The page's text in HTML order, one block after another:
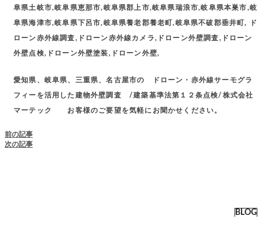
阜県土岐市,岐阜県恵那市,岐阜県郡上市,岐阜県瑞浪市,岐阜県本巣市,岐
阜県海津市,岐阜県下呂市,岐阜県養老郡養老町,岐阜県不破郡垂井町, ド
ローン赤外線調査,ドローン赤外線カメラ,ドローン外壁調査,ドローン
外壁点検,ドローン外壁塗装,ドローン外壁,
愛知県、岐阜県、三重県、名古屋市の ドローン・赤外線サーモグラ
フィーを活用した建物外壁調査 /建築基準法第１２条点検/株式会社
マーテック お客様のご要望を気軽にお聞かせください。
前の記事
次の記事
BLOG